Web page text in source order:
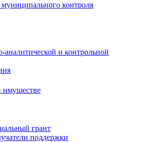
контроля
аналитической и контрольной
имуществе
грант
поддержки